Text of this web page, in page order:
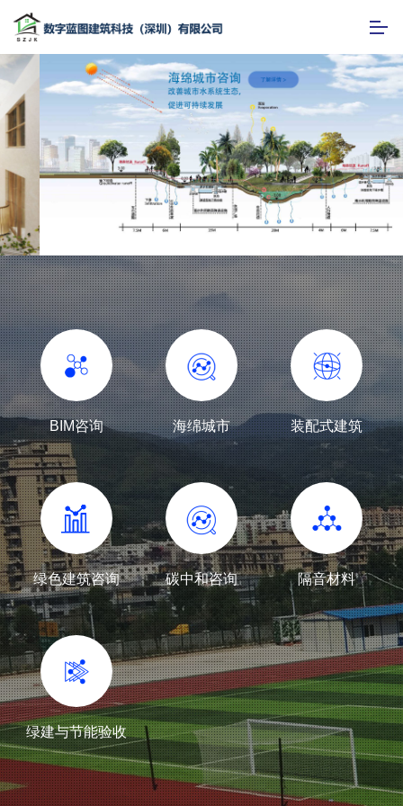
BIM咨询 海绵城市 装配式建筑
绿色建筑咨询 碳中和咨询 隔音材料
绿建与节能验收